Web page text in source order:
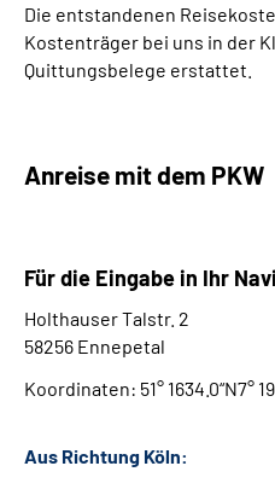
Die entstandenen
Kostenträger bei uns in der
Quittungsbelege erstattet.
Anreise mit dem PKW
Für die Eingabe in Ihr
Holthauser Talstr. 2
58256 Ennepetal
Koordinaten: 51° 16´34.0“N7°
Aus Richtung Köln: